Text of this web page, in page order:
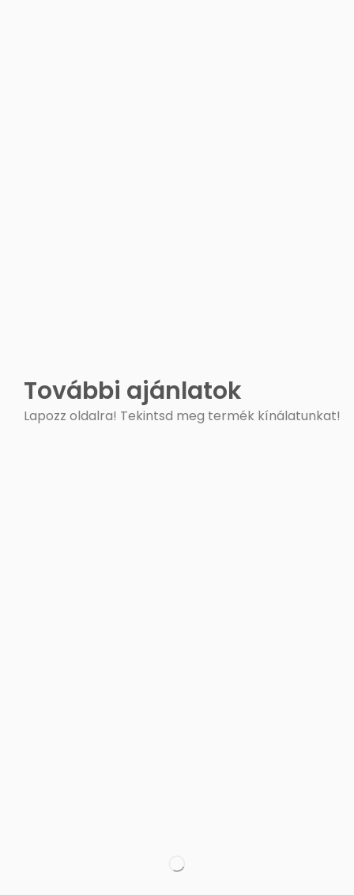
További ajánlatok
Lapozz oldalra! Tekintsd meg termék kínálatunkat!